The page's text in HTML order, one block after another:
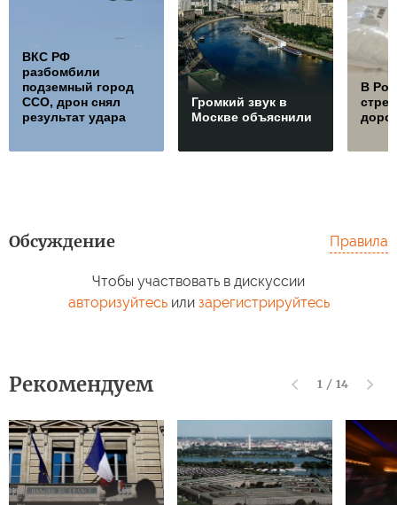
ВКС РФ
разбомбили
подземный город
ССО, дрон снял
результат удара
Громкий звук в
Москве объяснили
В
Обсуждение Правила
Чтобы участвовать в дискуссии
авторизуйтесьили зарегистрируйтесь
Рекомендуем 1 / 14